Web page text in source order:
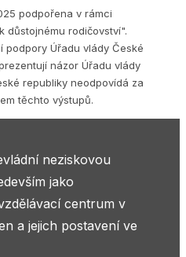
podpořena v rámci
důstojnému rodičovství".
podpory Úřadu vlády České
názor Úřadu vlády
republiky neodpovídá za
těchto výstupů.
neziskovou
jako
centrum v
a jejich postavení ve